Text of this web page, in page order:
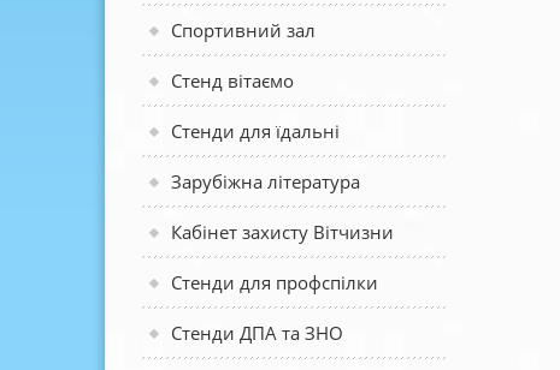
Спортивний зал
Стенд вітаємо
Стенди для їдальні
Зарубіжна література
Кабінет захисту Вітчизни
Стенди для профспілки
Стенди ДПА та ЗНО